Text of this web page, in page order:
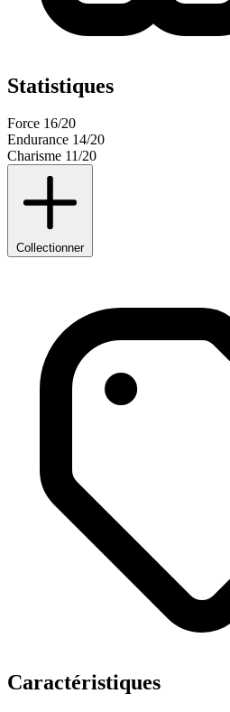
Statistiques
Force 16/20
Endurance 14/20
Charisme 11/20
Collectionner
Caractéristiques